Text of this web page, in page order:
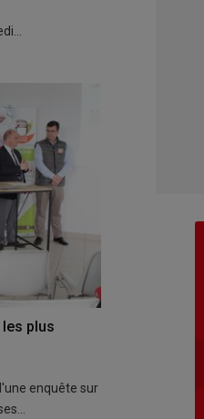
plus
enquête sur